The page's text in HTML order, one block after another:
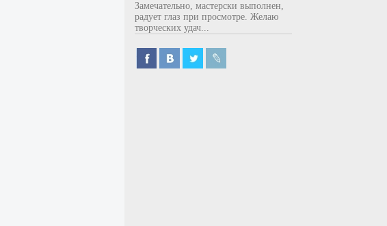
Замечательно, мастерски выполнен,
радует глаз при просмотре. Желаю
творческих удач...